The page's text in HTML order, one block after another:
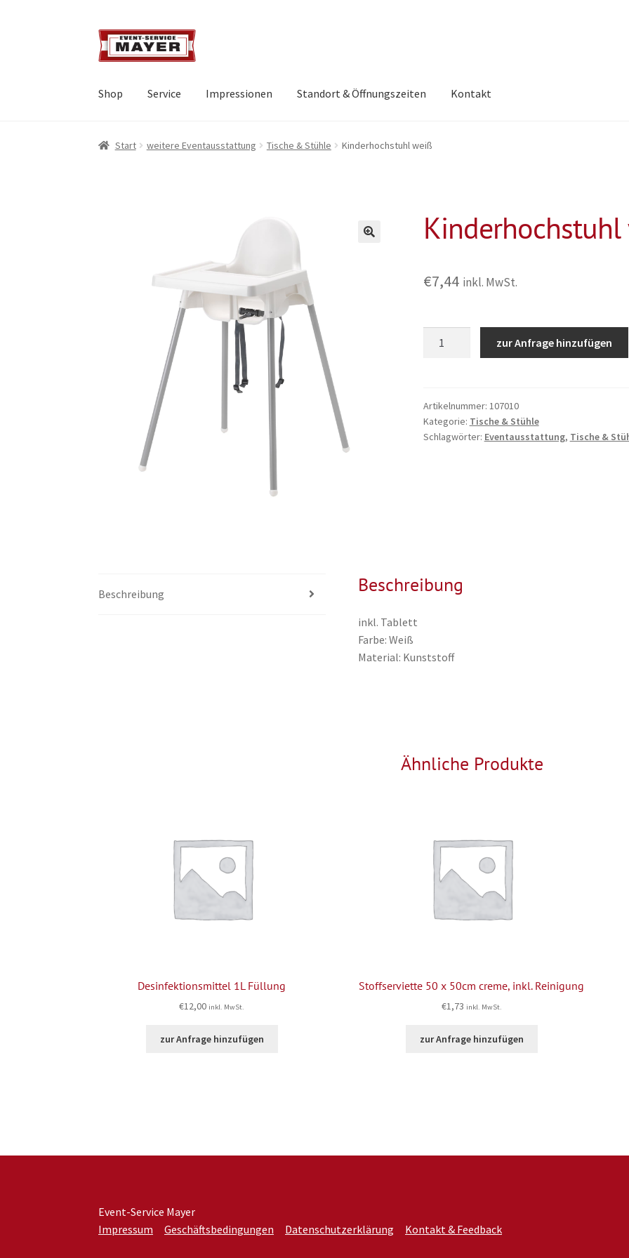
Shop Service Impressionen Standort & Öffnungszeiten Kontakt
Start weitere Eventausstattung Tische & Stühle Kinderhochstuhl weiß
€7,44 inkl. MwSt.
zur Anfrage hinzufügen
Artikelnummer: 107010
Kategorie: Tische & Stühle
Schlagwörter: Eventausstattung, Tische &
Beschreibung Beschreibung
inkl. Tablett
Farbe: Weiß
Material: Kunststoff
Ähnliche Produkte
Desinfektionsmittel 1L Füllung
€12,00 inkl. MwSt.
zur Anfrage hinzufügen
Stoffserviette 50 x 50cm creme, inkl. Reinigung
€1,73 inkl. MwSt.
zur Anfrage hinzufügen
Event-Service Mayer
Impressum
Geschäftsbedingungen Datenschutzerklärung Kontakt & Feedback